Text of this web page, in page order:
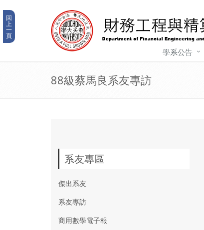
回
上
一
頁
學系公告
88級蔡馬良系友專訪
系友專區
傑出系友
系友專訪
商用數學電子報